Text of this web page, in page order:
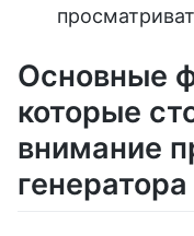
Основные
которые
внимание